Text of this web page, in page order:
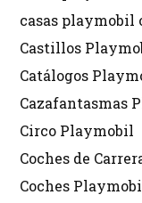
casas playmobil
Castillos
Catálogos
Cazafantasmas
Circo Playmobil
Coches de
Coches